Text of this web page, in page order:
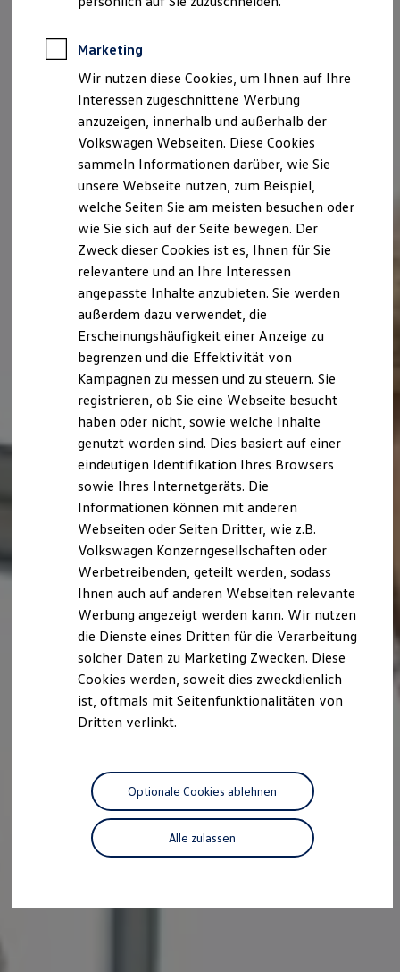
Rekuperation
Laden unterwegs
Laden Zuhause
Ladestationen finden
Ladezeitensimulator
Batterie
Sicherheit
Nachhaltigkeit
Technologie
Kosten und Kauf
Kaufoptionen
E-Auto-Förderung
Software und Konnektivität
Die ID. Software 6
ID. Software Versionen und Updates
Digitale Extras
Schnittstellen zu Ihrem ID.
Hybridautos
Marke und Erlebnis
Volkswagen R und R Experience
R-Modelle
R Experience
Driving Experience
Volkswagen entdecken
Werkbesichtigung
Lifestyle Shop
T-Roc Kollektion
Golf Kollektion
ID. Kollektion
Volkswagen Kollektion
R-Kollektion
GTI Kollektion
Fußball Drop
we drive football
#wedriveproud
Besitzer und Service
Software Updates
Service und Ersatzteile
Motorenöl und Flüssigkeiten
Räder und Reifen
Pannen- und Unfallhilfe
Economy Service
Volkswagen Teile
Zubehör
Marketing
Wir nutzen diese Cookies, um Ihnen auf Ihre
Interessen zugeschnittene Werbung
anzuzeigen, innerhalb und außerhalb der
Volkswagen Webseiten. Diese Cookies
sammeln Informationen darüber, wie Sie
unsere Webseite nutzen, zum Beispiel,
welche Seiten Sie am meisten besuchen oder
wie Sie sich auf der Seite bewegen. Der
Zweck dieser Cookies ist es, Ihnen für Sie
relevantere und an Ihre Interessen
angepasste Inhalte anzubieten. Sie werden
außerdem dazu verwendet, die
Erscheinungshäufigkeit einer Anzeige zu
begrenzen und die Effektivität von
Kampagnen zu messen und zu steuern. Sie
registrieren, ob Sie eine Webseite besucht
haben oder nicht, sowie welche Inhalte
genutzt worden sind. Dies basiert auf einer
eindeutigen Identifikation Ihres Browsers
sowie Ihres Internetgeräts. Die
Informationen können mit anderen
Webseiten oder Seiten Dritter, wie z.B.
Volkswagen Konzerngesellschaften oder
Werbetreibenden, geteilt werden, sodass
Ihnen auch auf anderen Webseiten relevante
Werbung angezeigt werden kann. Wir nutzen
die Dienste eines Dritten für die Verarbeitung
solcher Daten zu Marketing Zwecken. Diese
Cookies werden, soweit dies zweckdienlich
ist, oftmals mit Seitenfunktionalitäten von
Dritten verlinkt.
Alle zulassen
Optionale Cookies ablehnen